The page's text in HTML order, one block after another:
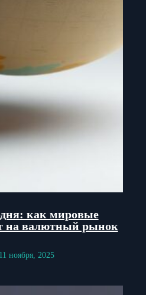
как мировые
на валютный рынок
11 ноября, 2025